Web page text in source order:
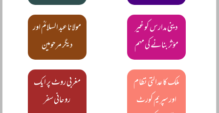
دینی مدارس کو غیر
مؤثر بنانے کی مہم
مولانا عبد السلامؒ اور
دیگر مرحومین
ملک کا عدالتی نظام
اور سپریم کورٹ
مغربی روٹ پر ایک
روحانی سفر